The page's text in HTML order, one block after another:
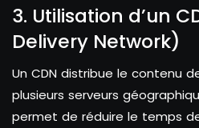
3. Utilisation d’un
Delivery Network)
Un CDN distribue le contenu
plusieurs serveurs
permet de réduire le temps